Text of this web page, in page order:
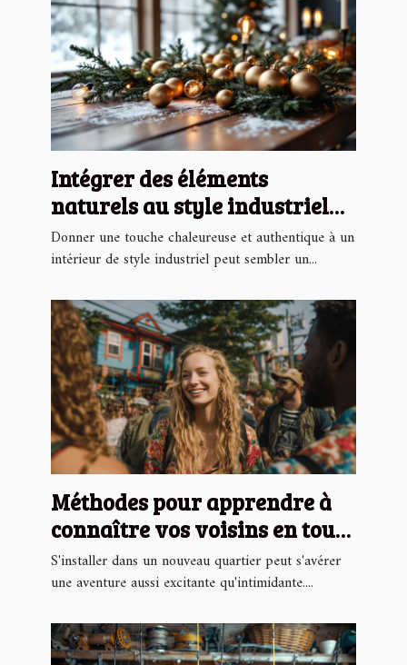
Intégrer des éléments
naturels au style industriel
pour Noël
Donner une touche chaleureuse et authentique à un
intérieur de style industriel peut sembler un...
Méthodes pour apprendre à
connaître vos voisins en toute
simplicité
S'installer dans un nouveau quartier peut s'avérer
une aventure aussi excitante qu'intimidante....